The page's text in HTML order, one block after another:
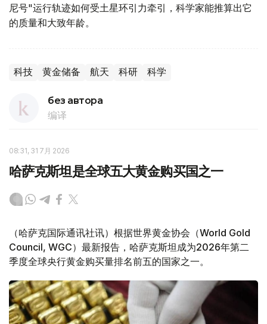
尼号"运行轨迹如何受土星环引力牵引，科学家能推算出它
的质量和大致年龄。
科技 黄金储备 航天 科研 科学
без автора
编译
08:31, 31 7月 2026
哈萨克斯坦是全球五大黄金购买国之一
（哈萨克国际通讯社讯）根据世界黄金协会（World Gold
Council, WGC）最新报告，哈萨克斯坦成为2026年第二
季度全球央行黄金购买量排名前五的国家之一。